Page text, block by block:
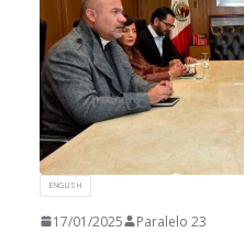
ENGLISH
17/01/2025 Paralelo 23